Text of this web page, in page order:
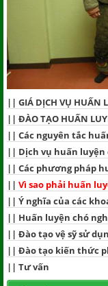
|| GIÁ DỊCH VỤ HUẤN
|| ĐÀO TẠO HUẤN
|| Các nguyên tắc
|| Dịch vụ huấn luyện
|| Các phương pháp
|| Vì sao phải huấn
|| Ý nghĩa của các
|| Huấn luyện chó
|| Đào tạo vệ sỹ sử
|| Đào tạo kiến thức
|| Tư vấn